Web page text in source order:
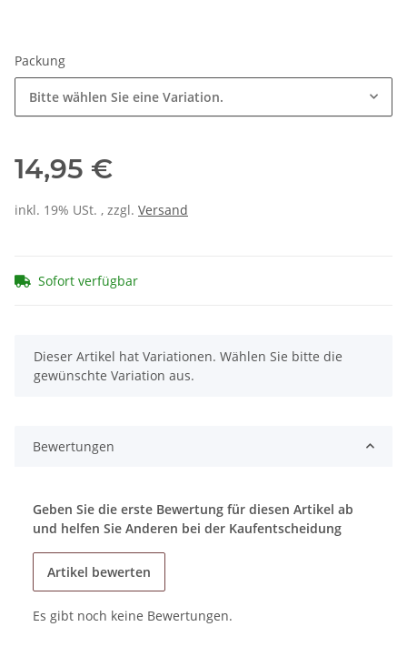
Packung
Bitte wählen Sie eine Variation.
14,95 €
inkl. 19% USt. , zzgl. Versand
Sofort verfügbar
x
Dieser Artikel hat Variationen. Wählen Sie bitte die
gewünschte Variation aus.
Bewertungen
Geben Sie die erste Bewertung für diesen Artikel ab
und helfen Sie Anderen bei der Kaufentscheidung
Artikel bewerten
Es gibt noch keine Bewertungen.